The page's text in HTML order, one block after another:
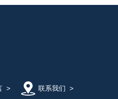
> 联系我们 >